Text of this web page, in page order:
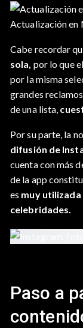
Actualización en
Cabe recordar
sola, por lo que
por la misma
grandes
de una lista,
Por su parte, la
difusión de
cuenta con más
de la app
es muy
celebridades.
Paso a